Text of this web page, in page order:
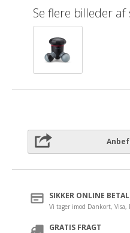
Se flere billeder
SIKKER ONLINE
Vi tager imod Dankort, Visa,
GRATIS FRAGT